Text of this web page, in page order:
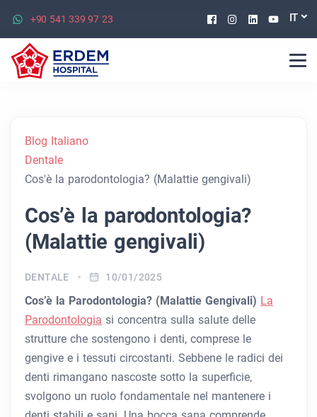
+90 541 339 97 23 Facebook
Instagram
Linkedin
IT
Blog Italiano
Dentale
Cos'è la parodontologia? (Malattie gengivali)
Cos’è la parodontologia?
(Malattie gengivali)
DENTALE 10/01/2025
Cos’è la Parodontologia? (Malattie Gengivali) La
Parodontologia si concentra sulla salute delle
strutture che sostengono i denti, comprese le
gengive e i tessuti circostanti. Sebbene le radici dei
denti rimangano nascoste sotto la superficie,
svolgono un ruolo fondamentale nel mantenere i